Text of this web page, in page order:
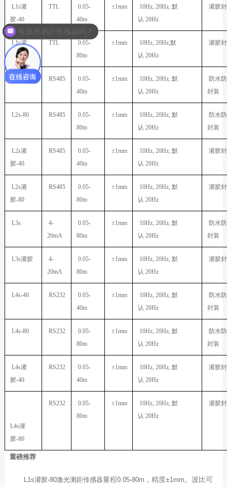
L1s灌
胶-40
TTL
0.05-
40m
±1mm 10Hz, 20Hz, 默
认 20Hz
灌胶
L1s灌
胶-80
TTL
0.05-
80m
±1mm 10Hz, 20Hz, 默
认 20Hz
灌胶
L2s-40 RS485
0.05-
40m
±1mm 10Hz, 20Hz, 默
认 20Hz
防水
封装
L2s-80 RS485
0.05-
80m
±1mm 10Hz, 20Hz, 默
认 20Hz
防水
封装
L2s灌
胶-40
RS485
0.05-
40m
±1mm 10Hz, 20Hz, 默
认 20Hz
灌胶
L2s灌
胶-80
RS485
0.05-
80m
±1mm 10Hz, 20Hz, 默
认 20Hz
灌胶
L3s
4-
20mA
0.05-
80m
±1mm 10Hz, 20Hz, 默
认 20Hz
防水
封装
L3s灌胶
4-
20mA
0.05-
80m
±1mm 10Hz, 20Hz, 默
认 20Hz
灌胶
L4s-40 RS232
0.05-
40m
±1mm 10Hz, 20Hz, 默
认 20Hz
防水
封装
L4s-80 RS232
0.05-
80m
±1mm 10Hz, 20Hz, 默
认 20Hz
防水
封装
L4s灌
胶-40
RS232
0.05-
40m
±1mm 10Hz, 20Hz, 默
认 20Hz
灌胶
L4s灌
胶-80
RS232
0.05-
80m
±1mm 10Hz, 20Hz, 默
认 20Hz
灌胶
重磅推荐
L1s灌胶-80激光测距传感器量程0.05-80m ，精度±1mm 。波比可
有激光测距传感器吗？
有激光测距模块吗